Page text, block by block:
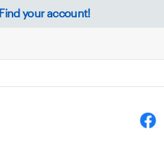
Find your account!